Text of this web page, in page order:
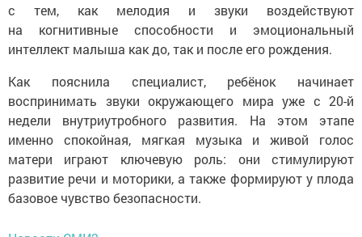
с тем, как мелодия и звуки воздействуют
на когнитивные способности и эмоциональный
интеллект малыша как до, так и после его рождения.
Как пояснила специалист, ребёнок начинает
воспринимать звуки окружающего мира уже с 20-й
недели внутриутробного развития. На этом этапе
именно спокойная, мягкая музыка и живой голос
матери играют ключевую роль: они стимулируют
развитие речи и моторики, а также формируют у плода
базовое чувство безопасности.